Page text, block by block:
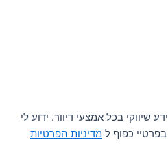
שיווקי בכל אמצעי דיוור. ידוע לי
כפוף ל מדיניות הפרטיות